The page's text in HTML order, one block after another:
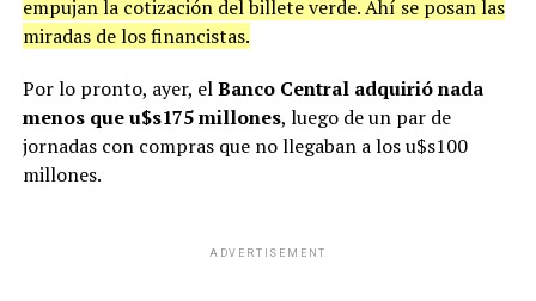
empujan la cotización del billete verde. Ahí se posan las
miradas de los financistas.
Por lo pronto, ayer, elBanco Central adquirió nada
menos que u$s175 millones, luego de un par de
jornadas con compras que no llegaban a los u$s100
millones.
ADVERTISEMENT